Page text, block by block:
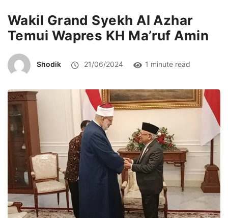
Wakil Grand Syekh Al Azhar
Temui Wapres KH Ma’ruf Amin
Shodik 21/06/2024 1 minute read